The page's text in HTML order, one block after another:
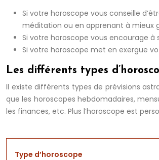
Si votre horoscope vous conseille
méditation ou en apprenant à mieux
Si votre horoscope vous encourage
Si votre horoscope met en exergue
Les différents types
Il existe différents types de prévisions
que les horoscopes hebdomadaires,
les finances, etc. Plus l’horoscope est
Type d’horoscope